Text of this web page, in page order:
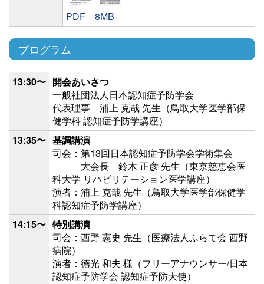
PDF 8MB
プログラム
13:30〜 開会あいさつ
一般社団法人日本認知症予防学会
代表理事 浦上 克哉 先生（鳥取大学医学部保
健学科 認知症予防学講座）
13:35〜 基調講演
司会：第13回日本認知症予防学会学術集会
大会長 鈴木 正彦 先生（東京慈恵会医
科大学 リハビリテーション医学講座）
演者：浦上 克哉 先生（鳥取大学医学部保健学
科認知症予防学講座）
14:15〜 特別講演
司会：西野 憲史 先生（医療法人ふらて会 西野
病院）
演者：徳光 和夫 様（フリーアナウンサー/日本
認知症予防学会 認知症予防大使）